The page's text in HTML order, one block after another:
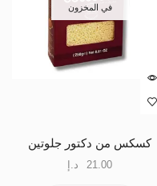
في المخزون
كسكس من دكتور جلوتين
21.00 د.إ